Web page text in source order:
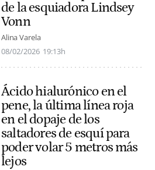
de la esquiadora Lindsey
Vonn
Alina Varela
08/02/2026 19:13h
Ácido hialurónico en el
pene, la última línea roja
en el dopaje de los
saltadores de esquí para
poder volar 5 metros más
lejos